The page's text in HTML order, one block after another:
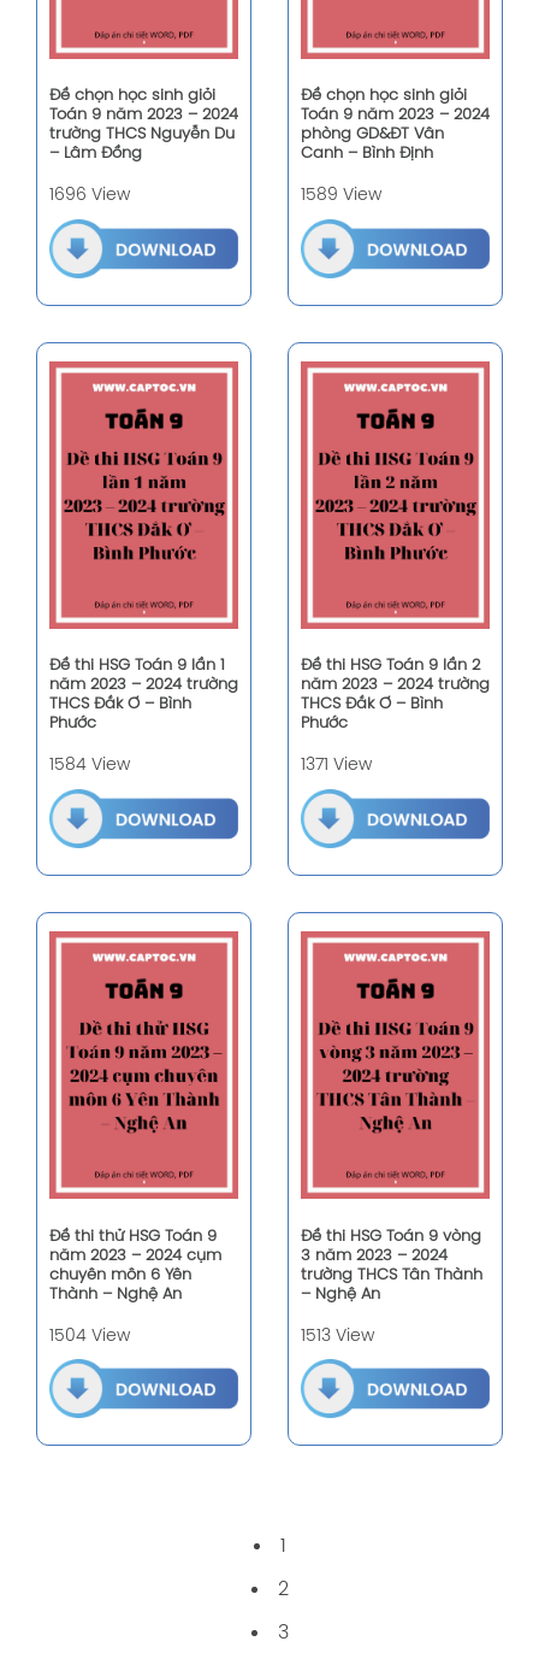
Đề chọn học sinh giỏi
Toán 9 năm 2023 – 2024
trường THCS Nguyễn Du
– Lâm Đồng
1696 View
Đề chọn học sinh giỏi
Toán 9 năm 2023 – 2024
phòng GD&ĐT Vân
Canh – Bình Định
1589 View
Đề thi HSG Toán 9 lần 1
năm 2023 – 2024 trường
THCS Đắk Ơ – Bình
Phước
1584 View
Đề thi HSG Toán 9 lần 2
năm 2023 – 2024 trường
THCS Đắk Ơ – Bình
Phước
1371 View
Đề thi thử HSG Toán 9
năm 2023 – 2024 cụm
chuyên môn 6 Yên
Thành – Nghệ An
1504 View
Đề thi HSG Toán 9 vòng
3 năm 2023 – 2024
trường THCS Tân Thành
– Nghệ An
1513 View
1
2
3